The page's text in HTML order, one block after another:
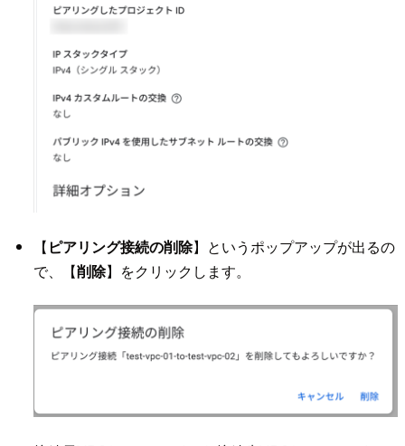
【 ピアリング接続の削除】というポップアップが出るの
で、【削除】をクリックします。